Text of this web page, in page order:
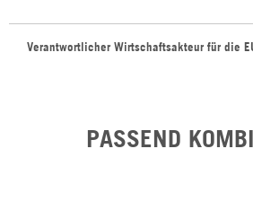
Verantwortlicher Wirtschaftsakteur für die
PASSEND